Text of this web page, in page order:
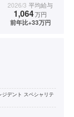
2026/3 平均給与
1,064万円
前年比+33万円
デント スペシャリテ